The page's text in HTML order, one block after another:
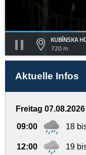
KUBÍNSKA
720 m
Aktuelle Infos
Freitag
09:00 18
12:00 19